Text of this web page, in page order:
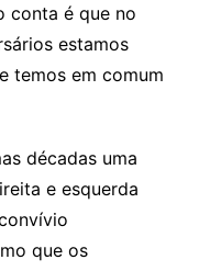
conta é que no
estamos
temos em comum
décadas uma
e esquerda
que os